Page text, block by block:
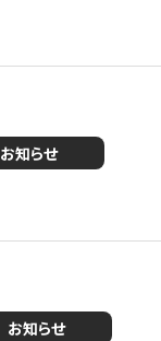
お知らせ
お知らせ